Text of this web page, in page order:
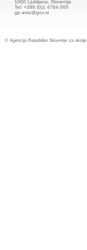
1000 Ljubljana, Slovenija
Tel: +386 (0)1 4784 000
gp.arso@gov.si
© Agencija Republike Slovenije za okolje